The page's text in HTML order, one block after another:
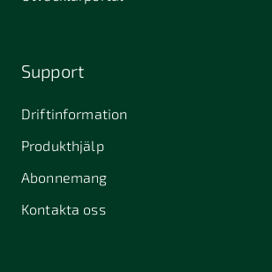
Support
Driftinformation
Produkthjälp
Abonnemang
Kontakta oss